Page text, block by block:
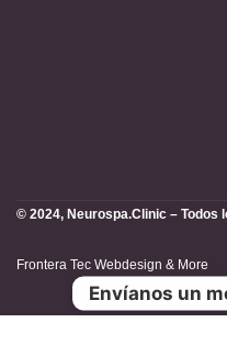
© 2024, Neurospa.Clinic – Todos
Frontera Tec Webdesign & More
Envíanos un